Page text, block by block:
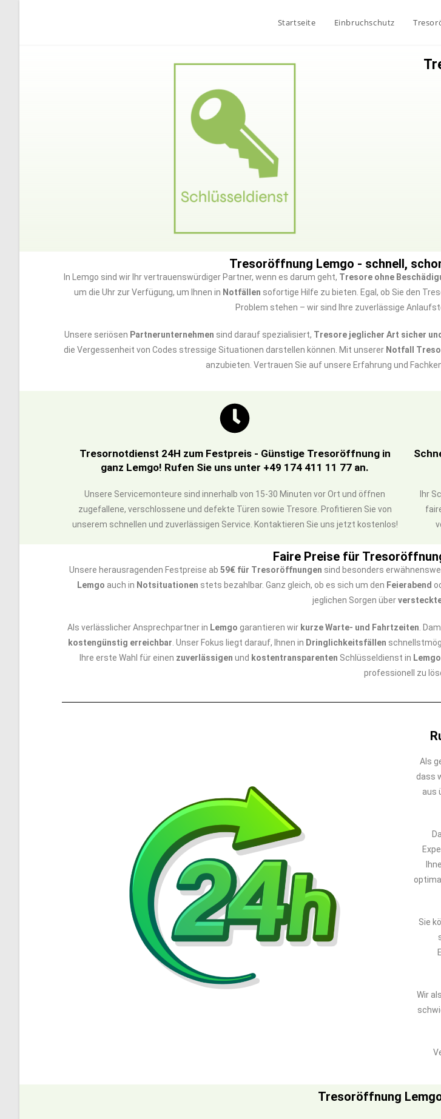
Startseite Einbruchschutz
Tresoröffnung Lemgo - schnell,
In Lemgo sind wir Ihr vertrauenswürdiger Partner, wenn es darum geht, Tresore ohne
um die Uhr zur Verfügung, um Ihnen in Notfällen sofortige Hilfe zu bieten. Egal, ob Sie den
Problem stehen – wir sind Ihre zuverlässige
Unsere seriösen Partnerunternehmen sind darauf spezialisiert, Tresore jeglicher Art sicher
die Vergessenheit von Codes stressige Situationen darstellen können. Mit unserer Notfall
anzubieten. Vertrauen Sie auf unsere Erfahrung und
Tresornotdienst 24H zum Festpreis - Günstige Tresoröffnung in
ganz Lemgo! Rufen Sie uns unter +49 174 411 11 77 an.
Unsere Servicemonteure sind innerhalb von 15-30 Minuten vor Ort und öffnen
zugefallene, verschlossene und defekte Türen sowie Tresore. Profitieren Sie von
unserem schnellen und zuverlässigen Service. Kontaktieren Sie uns jetzt kostenlos!
Ihr
Faire Preise für
Unsere herausragenden Festpreise ab 59€ für Tresoröffnungen sind besonders
Lemgo auch in Notsituationen stets bezahlbar. Ganz gleich, ob es sich um den Feierabend
jeglichen Sorgen über
Als verlässlicher Ansprechpartner in Lemgo garantieren wir kurze Warte- und Fahrtzeiten .
kostengünstig erreichbar . Unser Fokus liegt darauf, Ihnen in Dringlichkeitsfällen
Ihre erste Wahl für einen zuverlässigen und kostentransparenten Schlüsseldienst in Lemgo
professionell zu
Als
dass
aus
Sie
Wir
Tresoröffnung